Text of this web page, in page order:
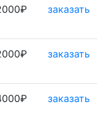
заказать
заказать
заказать